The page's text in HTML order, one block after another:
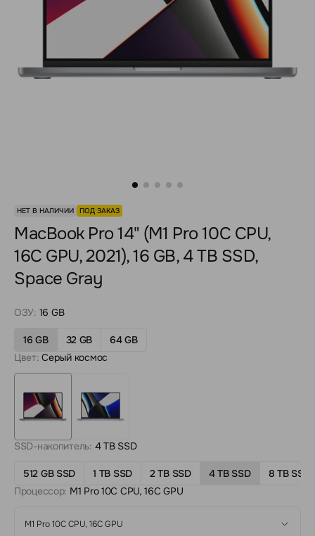
НЕТ В НАЛИЧИИ ПОД ЗАКАЗ
MacBook Pro 14" (M1 Pro 10C CPU,
16C GPU, 2021), 16 GB, 4 TB SSD,
Space Gray
ОЗУ: 16 GB
16 GB 32 GB
64 GB
Цвет: Серый космос
SSD-накопитель: 4 TB SSD
512 GB SSD 1 TB SSD 2 TB SSD 4 TB SSD
8 TB SSD
Процессор: M1 Pro 10C CPU, 16C GPU
M1 Pro 10C CPU, 16C GPU